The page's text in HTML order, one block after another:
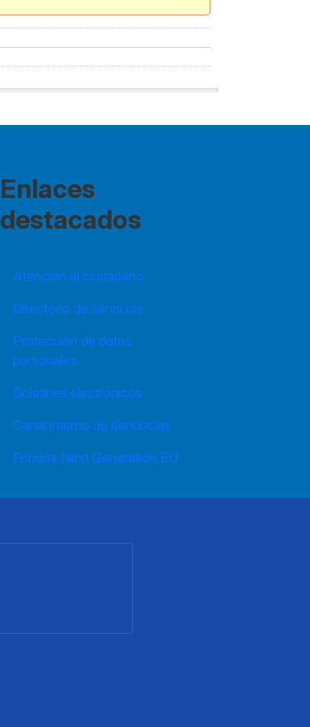
Enlaces
destacados
Atención al ciudadano
Directorio de servicios
Protección de datos
personales
Boletines electrónicos
Canal interno de denuncias
Fondos Next Generation EU